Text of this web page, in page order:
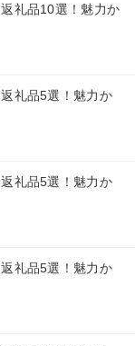
礼品10選！魅力か
礼品5選！魅力か
礼品5選！魅力か
礼品5選！魅力か